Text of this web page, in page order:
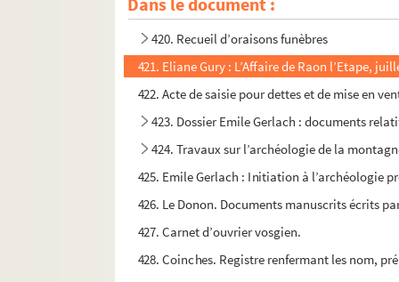
419. Georges Mirande : Généalogies,
420. Recueil d’oraisons funèbres
421. Eliane Gury : L’Affaire de Raon l’Etape,
422. Acte de saisie pour dettes et de mise en
423. Dossier Emile Gerlach : documents
424. Travaux sur l’archéologie de la
425. Emile Gerlach : Initiation à l’archéologie
426. Le Donon. Documents manuscrits écrits
427. Carnet d’ouvrier vosgien.
428. Coinches. Registre renfermant les nom,